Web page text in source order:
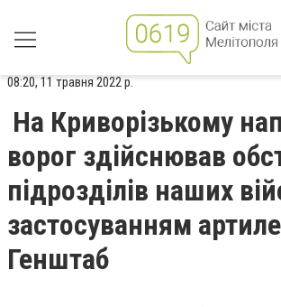
08:20, 11 травня 2022 р.
На Криворізькому
ворог здійснював
підрозділів наших
застосуванням
Генштаб